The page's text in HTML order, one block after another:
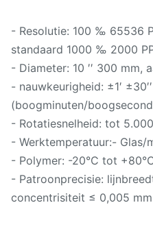
- Resolutie: 100 ‰ 65536
standaard 1000 ‰ 2000
- Diameter: 10 ′′ 300 mm,
- nauwkeurigheid: ±1′ ±30′′
(boogminuten/
- Rotatiesnelheid: tot 5.000
- Werktemperatuur:- Glas/
- Polymer: -20°C tot
- Patroonprecisie:
concentrisiteit ≤ 0,005 mm